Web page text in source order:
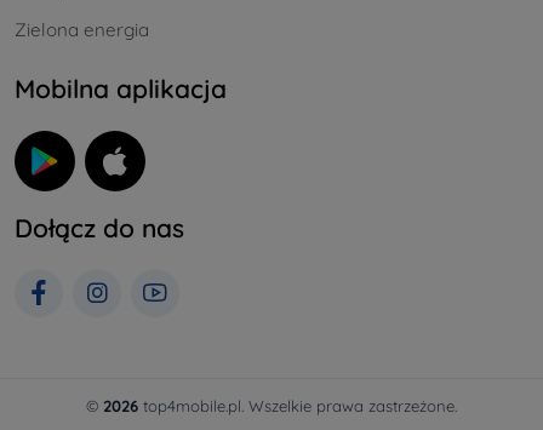
Zielona energia
Mobilna aplikacja
Dołącz do nas
© 2026 top4mobile.pl. Wszelkie prawa zastrzeżone.